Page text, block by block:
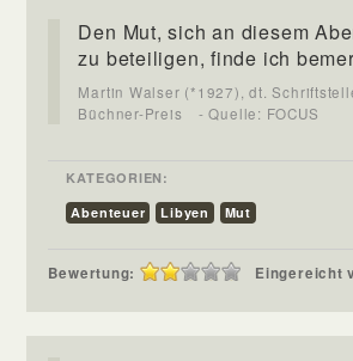
Den Mut, sich an diesem
zu beteiligen, finde ich
Martin Walser (*1927), dt.
Büchner-Preis
- Quelle: FOCUS
KATEGORIEN:
Abenteuer
Libyen Mut
Bewertung: Eingereicht